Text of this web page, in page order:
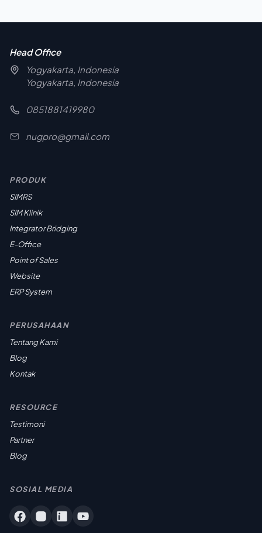
Head Office
Yogyakarta, Indonesia
Yogyakarta, Indonesia
0851881419980
nugpro@gmail.com
PRODUK
SIMRS
SIM Klinik
Integrator Bridging
E-Office
Point of Sales
Website
ERP System
PERUSAHAAN
Tentang Kami
Blog
Kontak
RESOURCE
Testimoni
Partner
Blog
SOSIAL MEDIA